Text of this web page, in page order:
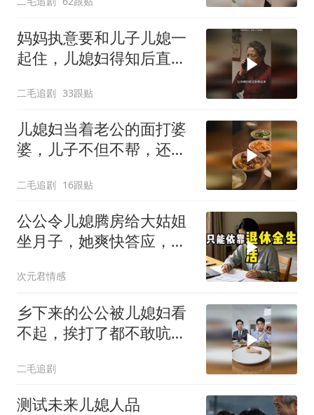
妈妈执意要和儿子儿媳一
起住，儿媳妇得知后直接
二毛追剧 33跟贴
儿媳妇当着老公的面打婆
婆，儿子不但不帮，还助
二毛追剧 16跟贴
公公令儿媳腾房给大姑姐
坐月子，她爽快答应，出
单
次元君情感
乡下来的公公被儿媳妇看
不起，挨打了都不敢吭
二毛追剧
测试未来儿媳人品